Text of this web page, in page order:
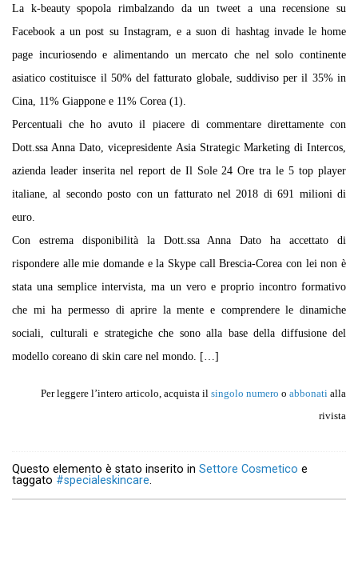
La k-beauty spopola rimbalzando da un tweet a una recensione su
Facebook a un post su Instagram, e a suon di hashtag invade le home
page incuriosendo e alimentando un mercato che nel solo continente
asiatico costituisce il 50% del fatturato globale, suddiviso per il 35% in
Cina, 11% Giappone e 11% Corea (1).
Percentuali che ho avuto il piacere di commentare direttamente con
Dott.ssa Anna Dato, vicepresidente Asia Strategic Marketing di Intercos,
azienda leader inserita nel report de Il Sole 24 Ore tra le 5 top player
italiane, al secondo posto con un fatturato nel 2018 di 691 milioni di
euro.
Con estrema disponibilità la Dott.ssa Anna Dato ha accettato di
rispondere alle mie domande e la Skype call Brescia-Corea con lei non è
stata una semplice intervista, ma un vero e proprio incontro formativo
che mi ha permesso di aprire la mente e comprendere le dinamiche
sociali, culturali e strategiche che sono alla base della diffusione del
modello coreano di skin care nel mondo. […]
Per leggere l’intero articolo, acquista il singolo numero o abbonati alla
rivista
Questo elemento è stato inserito in Settore Cosmetico e
taggato #specialeskincare.